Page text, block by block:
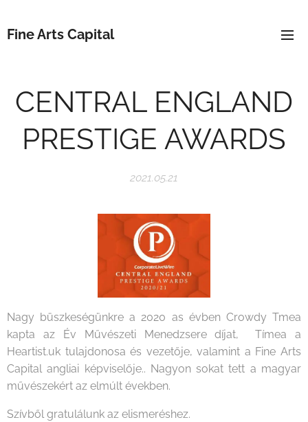
Fine Arts Capital
CENTRAL ENGLAND
PRESTIGE AWARDS
2021.05.21
Nagy büszkeségünkre a 2020 as évben Crowdy Tmea
kapta az Év Művészeti Menedzsere díjat, Tímea a
Heartist.uk tulajdonosa és vezetője, valamint a Fine Arts
Capital angliai képviselője.. Nagyon sokat tett a magyar
művészekért az elmúlt években.
Szívből gratulálunk az elismeréshez.